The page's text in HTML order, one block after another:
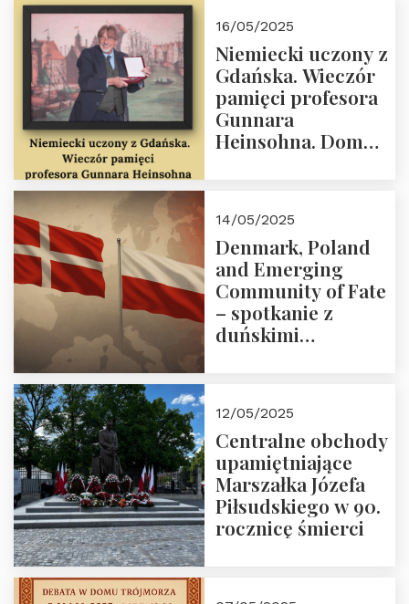
Dom Trójmorza 23
maja 2025 r. godz.
18:00.
16/05/2025
Niemiecki uczony z
Gdańska. Wieczór
pamięci profesora
Gunnara
Heinsohna. Dom
14/05/2025
Denmark, Poland
and Emerging
Community of Fate
– spotkanie z
duńskimi
12/05/2025
Centralne obchody
upamiętniające
Marszałka Józefa
Piłsudskiego w 90.
rocznicę śmierci